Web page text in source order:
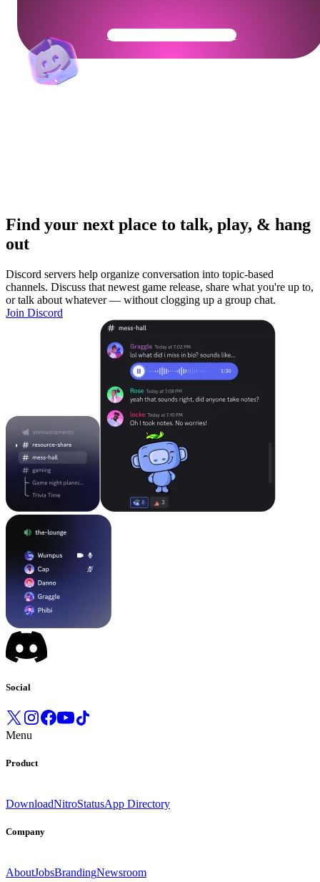
Get Your Community Ready
Find your next place to talk, play, & hang
out
Discord servers help organize conversation into topic-based
channels. Discuss that newest game release, share what you're up to,
or talk about whatever — without clogging up a group chat.
Join Discord
Social
Menu
Product
DownloadNitroStatusApp Directory
Company
AboutJobsBrandingNewsroom